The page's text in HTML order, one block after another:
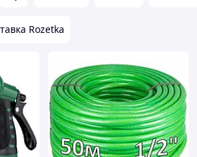
Rozetka